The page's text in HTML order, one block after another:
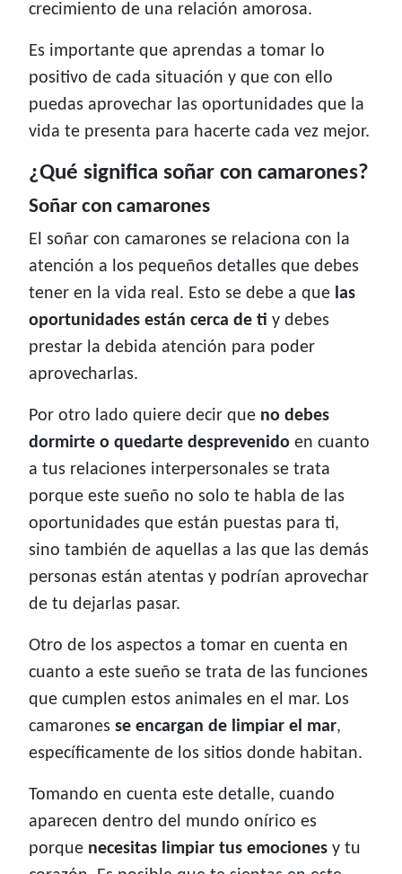
crecimiento de una relación amorosa.
Es importante que aprendas a tomar lo
positivo de cada situación y que con ello
puedas aprovechar las oportunidades que la
vida te presenta para hacerte cada vez mejor.
¿Qué significa soñar con camarones?
Soñar con camarones
El soñar con camarones se relaciona con la
atención a los pequeños detalles que debes
tener en la vida real. Esto se debe a que las
oportunidades están cerca de ti y debes
prestar la debida atención para poder
aprovecharlas.
Por otro lado quiere decir que no debes
dormirte o quedarte desprevenido en cuanto
a tus relaciones interpersonales se trata
porque este sueño no solo te habla de las
oportunidades que están puestas para ti,
sino también de aquellas a las que las demás
personas están atentas y podrían aprovechar
de tu dejarlas pasar.
Otro de los aspectos a tomar en cuenta en
cuanto a este sueño se trata de las funciones
que cumplen estos animales en el mar. Los
camarones se encargan de limpiar el mar,
específicamente de los sitios donde habitan.
Tomando en cuenta este detalle, cuando
aparecen dentro del mundo onírico es
porque necesitas limpiar tus emociones y tu